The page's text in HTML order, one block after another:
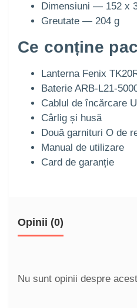
Dimensiuni — 152 x
Greutate — 204 g
Ce conține
Lanterna Fenix
Baterie ARB-L21-
Cablul de încărcare
Cârlig și husă
Două garnituri O de
Manual de utilizare
Card de garanție
Opinii (0)
Nu sunt opinii despre